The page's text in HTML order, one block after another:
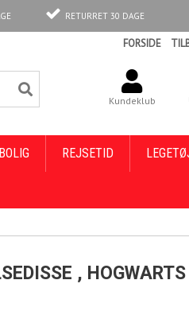
RETURRET 30 DAGE
FORSIDE
Kundeklub
BOLIG REJSETID
, HOGWARTS